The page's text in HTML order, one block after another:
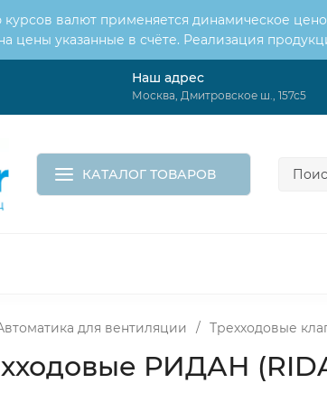
курсов валют применяется динамическое
цены указанные в счёте. Реализация
Наш адрес
Москва, Дмитровское ш., 157с5
КАТАЛОГ ТОВАРОВ
для вентиляции / Трехходовые
РИДАН